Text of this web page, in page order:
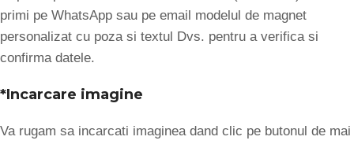
primi pe WhatsApp sau pe email modelul de magnet
personalizat cu poza si textul Dvs. pentru a verifica si
confirma datele.
*Incarcare imagine
Va rugam sa incarcati imaginea dand clic pe butonul de mai